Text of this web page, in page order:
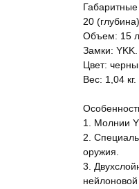
20
Объем: 15
Замки: YKK.
Цвет:
Вес: 1,04 кг.
1. Молнии
2.
оружия.
3.